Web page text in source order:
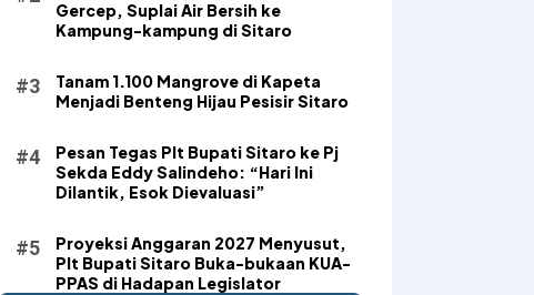
Gercep, Suplai Air Bersih ke
Kampung-kampung di Sitaro
Tanam 1.100 Mangrove di Kapeta
Menjadi Benteng Hijau Pesisir Sitaro
Pesan Tegas Plt Bupati Sitaro ke Pj
Sekda Eddy Salindeho: “Hari Ini
Dilantik, Esok Dievaluasi”
Proyeksi Anggaran 2027 Menyusut,
Plt Bupati Sitaro Buka-bukaan KUA-
PPAS di Hadapan Legislator